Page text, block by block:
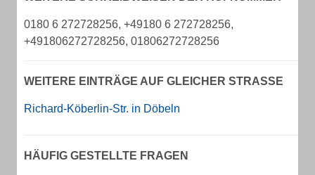
0180 6 272728256, +49180 6 272728256,
+491806272728256, 01806272728256
WEITERE EINTRÄGE AUF GLEICHER STRASSE
Richard-Köberlin-Str. in Döbeln
HÄUFIG GESTELLTE FRAGEN